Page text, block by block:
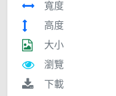
寬度
高度
大小
瀏覽
下載